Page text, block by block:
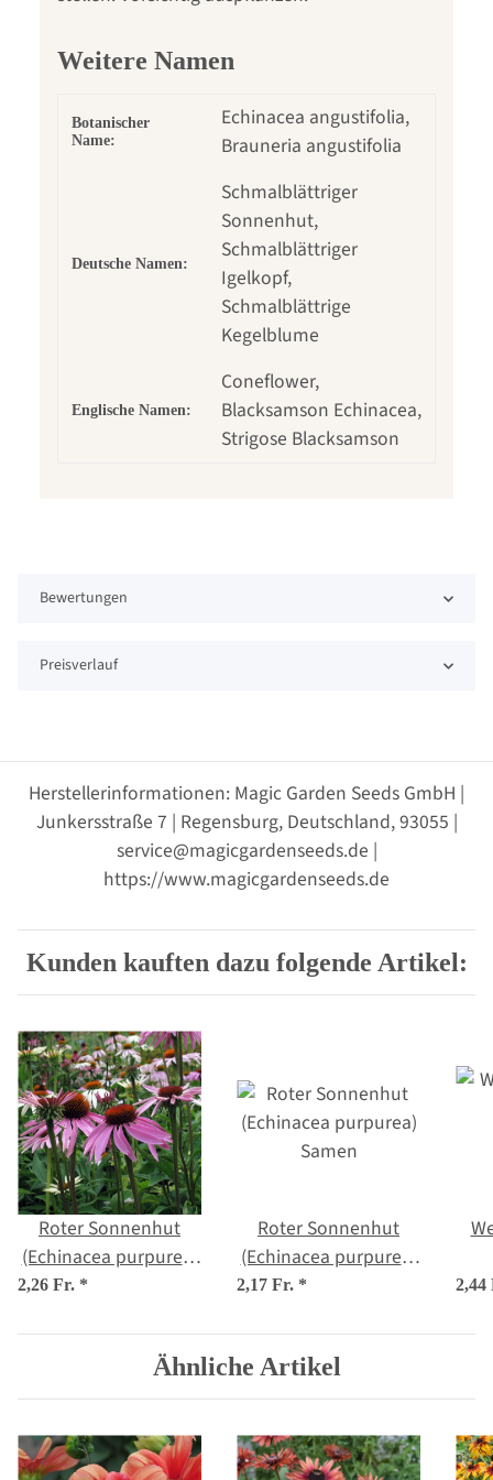
Weitere Namen
Botanischer
Name:
Echinacea angustifolia,
Brauneria angustifolia
Deutsche Namen:
Schmalblättriger
Sonnenhut,
Schmalblättriger
Igelkopf,
Schmalblättrige
Kegelblume
Englische Namen:
Coneflower,
Blacksamson Echinacea,
Strigose Blacksamson
Bewertungen
Preisverlauf
Herstellerinformationen: Magic Garden Seeds GmbH |
Junkersstraße 7 | Regensburg, Deutschland, 93055 |
service@magicgardenseeds.de |
https://www.magicgardenseeds.de
Kunden kauften dazu folgende Artikel:
Roter Sonnenhut
(Echinacea purpurea)
Bio Saatgut
2,26 Fr. *
Roter Sonnenhut
(Echinacea purpurea)
Samen
2,17 Fr. *
Ähnliche Artikel